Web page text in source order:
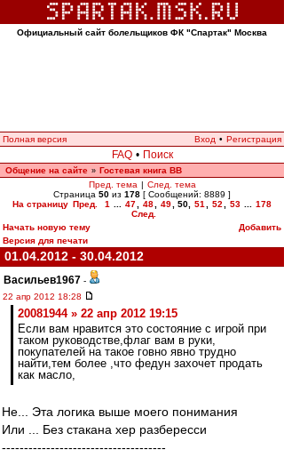
Официальный сайт болельщиков ФК "Спартак" Москва
Полная версия Вход • Регистрация
FAQ • Поиск
Общение на сайте » Гостевая книга ВВ
Пред. тема | След. тема
Страница 50 из 178 [ Сообщений: 8889 ]
На страницу Пред. 1 47 48 49 50 51 52 53
178
След.
Начать новую тему
Добавить
Версия для печати
01.04.2012 - 30.04.2012
Васильев1967 -
22 апр 2012 18:28
20081944 » 22 апр 2012 19:15
Если вам нравится это состояние с игрой при
таком руководстве,флаг вам в руки,
покупателей на такое говно явно трудно
найти,тем более ,что федун захочет продать
как масло,
Не... Эта логика выше моего понимания
Или ... Без стакана хер разбересси
-------------------------------------